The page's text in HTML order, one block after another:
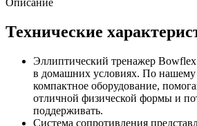
Технические
Эллиптический тренажер
в домашних условиях. По
компактное оборудование,
отличной физической формы и
поддерживать.
Система сопротивления